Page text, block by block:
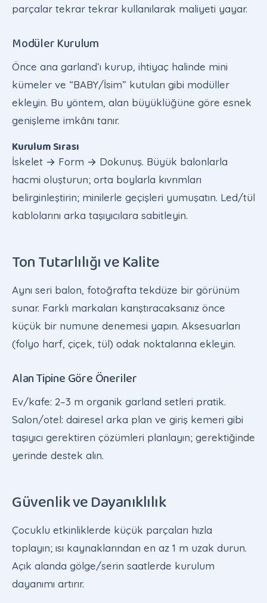
parçalar tekrar tekrar kullanılarak maliyeti yayar.
Modüler Kurulum
Önce ana garland’ı kurup, ihtiyaç halinde mini
kümeler ve “BABY/İsim” kutuları gibi modüller
ekleyin. Bu yöntem, alan büyüklüğüne göre esnek
genişleme imkânı tanır.
Kurulum Sırası
İskelet → Form → Dokunuş. Büyük balonlarla
hacmi oluşturun; orta boylarla kıvrımları
belirginleştirin; minilerle geçişleri yumuşatın. Led/tül
kablolarını arka taşıyıcılara sabitleyin.
Ton Tutarlılığı ve Kalite
Aynı seri balon, fotoğrafta tekdüze bir görünüm
sunar. Farklı markaları karıştıracaksanız önce
küçük bir numune denemesi yapın. Aksesuarları
(folyo harf, çiçek, tül) odak noktalarına ekleyin.
Alan Tipine Göre Öneriler
Ev/kafe: 2–3 m organik garland setleri pratik.
Salon/otel: dairesel arka plan ve giriş kemeri gibi
taşıyıcı gerektiren çözümleri planlayın; gerektiğinde
yerinde destek alın.
Güvenlik ve Dayanıklılık
Çocuklu etkinliklerde küçük parçaları hızla
toplayın; ısı kaynaklarından en az 1 m uzak durun.
Açık alanda gölge/serin saatlerde kurulum
dayanımı artırır.